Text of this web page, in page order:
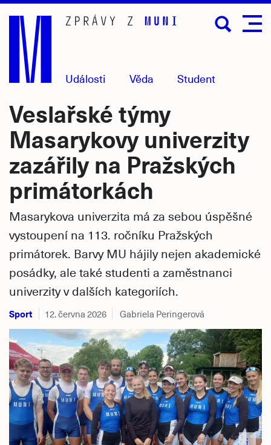
Přejít
hlavní
obsah
Události Věda Student
Veslařské týmy
Masarykovy univerzity
zazářily na Pražských
primátorkách
Masarykova univerzita má za sebou úspěšné
vystoupení na 113. ročníku Pražských
primátorek. Barvy MU hájily nejen akademické
posádky, ale také studenti a zaměstnanci
univerzity v dalších kategoriích.
Sport 12. června 2026 Gabriela Peringerová
i